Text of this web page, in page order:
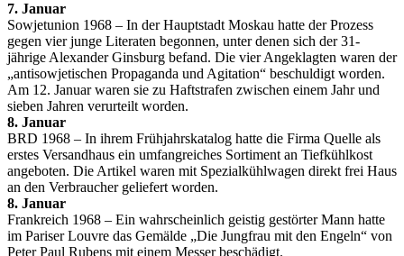
7. Januar
Sowjetunion 1968 – In der Hauptstadt Moskau hatte der Prozess
gegen vier junge Literaten begonnen, unter denen sich der 31-
jährige Alexander Ginsburg befand. Die vier Angeklagten waren der
„antisowjetischen Propaganda und Agitation“ beschuldigt worden.
Am 12. Januar waren sie zu Haftstrafen zwischen einem Jahr und
sieben Jahren verurteilt worden.
8. Januar
BRD 1968 – In ihrem Frühjahrskatalog hatte die Firma Quelle als
erstes Versandhaus ein umfangreiches Sortiment an Tiefkühlkost
angeboten. Die Artikel waren mit Spezialkühlwagen direkt frei Haus
an den Verbraucher geliefert worden.
8. Januar
Frankreich 1968 – Ein wahrscheinlich geistig gestörter Mann hatte
im Pariser Louvre das Gemälde „Die Jungfrau mit den Engeln“ von
Peter Paul Rubens mit einem Messer beschädigt.